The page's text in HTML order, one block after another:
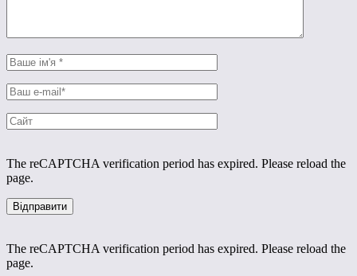
The reCAPTCHA verification period has expired. Please reload the
page.
The reCAPTCHA verification period has expired. Please reload the
page.